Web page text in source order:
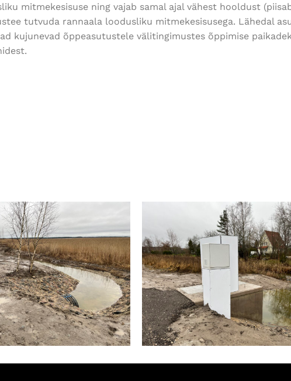
mitmekesisuse ning vajab samal ajal vähest hooldust
tutvuda rannaala loodusliku mitmekesisusega. Lähedal
kujunevad õppeasutustele välitingimustes õppimise